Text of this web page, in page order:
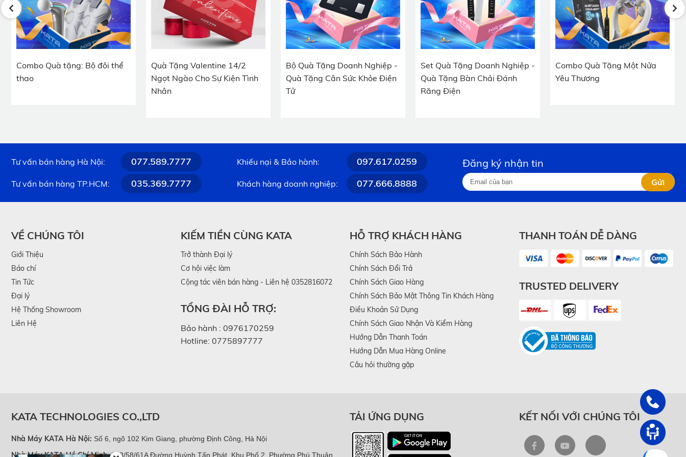
Quà tặng khuyến mãi – yếu tố thúc đẩy quyết định mua hàng
Để một chiến dịch quà tặng doanh nghiệpđạt hiệu quả tối ưu, doanh nghiệp cần lựa chọn sản phẩm dựa trên những tiêu chí
2.1 Nhỏ gọn, dễ đóng gói và vận chuyển
Đặc thù của các chương trình kích cầu là số lượng quà tặng rất lớn. Vì vậy, quà tặng khuyến mãi cần có kích thước tối ưu để
không làm tăng chi phí kho bãi hay phí vận chuyển (logistics). Những món quà nhỏ gọn nhưng "có võ" sẽ giúp doanh nghiệp
triển khai chiến dịch mượt mà trên diện rộng.
Quà Tặng Valentine 14/2
Ngọt Ngào Cho Sự Kiện Tình
Bộ Quà Tặng Doanh Nghiệp -
Quà Tặng Cân Sức Khỏe Điện
Tử
Set Quà Tặng Doanh Nghiệp -
Quà Tặng Bàn Chải Đánh
Răng Điện
Combo Quà Tặng Một Nửa
Yêu Thương
Dự án triển khai: Quà tặng
doanh nghiệp Bảo Việt Nhân
Tư vấn bán hàng Hà Nội: 077.589.7777
Tư vấn bán hàng TP.HCM: 035.369.7777
Khiếu nại & Bảo hành: 097.617.0259
Khách hàng doanh nghiệp: 077.666.8888
Đăng ký nhận tin
Gửi
VỀ CHÚNG TÔI
Giới Thiệu
Báo chí
Tin Tức
Đại lý
Hệ Thống Showroom
Liên Hệ
KIẾM TIỀN CÙNG KATA
Trở thành Đại lý
Cơ hội việc làm
Cộng tác viên bán hàng - Liên hệ 0352816072
TỔNG ĐÀI HỖ TRỢ:
Bảo hành : 0976170259
Hotline: 0775897777
HỖ TRỢ KHÁCH HÀNG
Chính Sách Bảo Hành
Chính Sách Đổi Trả
Chính Sách Giao Hàng
Chính Sách Bảo Mật Thông Tin Khách Hàng
Điều Khoản Sử Dụng
Chính Sách Giao Nhận Và Kiểm Hàng
Hướng Dẫn Thanh Toán
Hướng Dẫn Mua Hàng Online
Câu hỏi thường gặp
THANH TOÁN DỄ DÀNG
TRUSTED DELIVERY
KATA TECHNOLOGIES CO.,LTD
Nhà Máy KATA Hà Nội: Số 6, ngõ 102 Kim Giang, phường Định Công, Hà Nội
Nhà Máy KATA Hồ Chí Minh: 803/58/61A Đường Huỳnh Tấn Phát, Khu Phố 2, Phường Phú Thuận,
TẢI ỨNG DỤNG KẾT NỐI VỚI CHÚNG TÔI